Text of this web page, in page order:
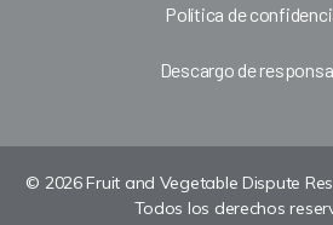
Política de
Descargo de
© 2026 Fruit and Vegetable Dispute
Todos los derechos